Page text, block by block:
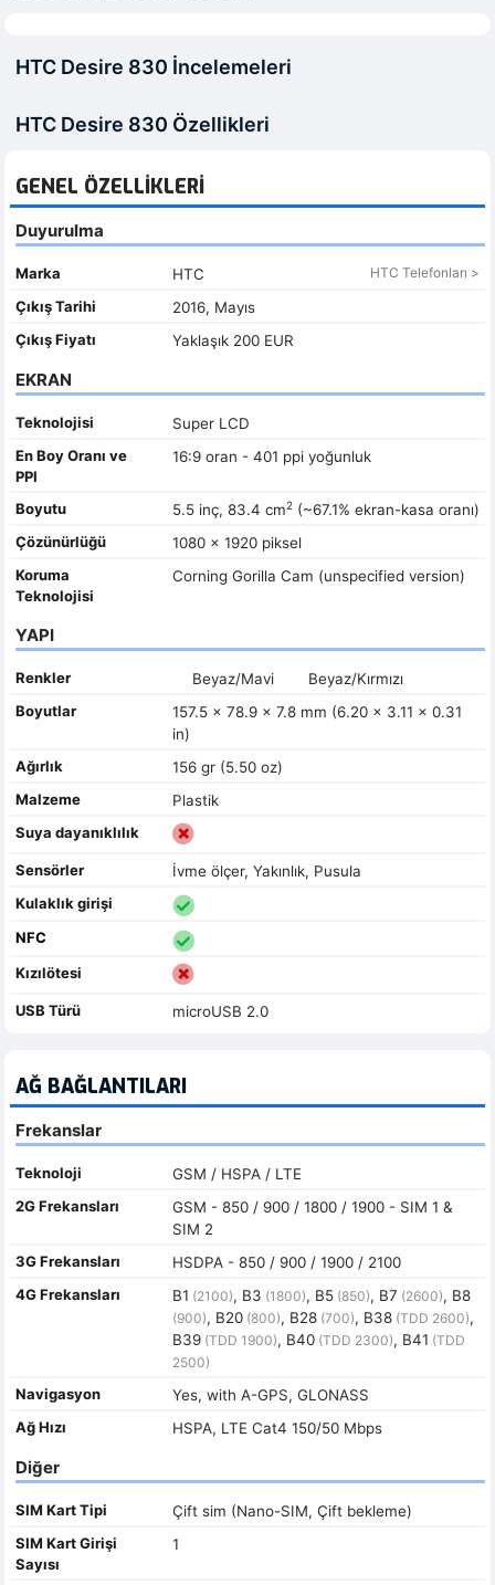
HTC Desire 830 İncelemeleri
HTC Desire 830 Özellikleri
GENEL ÖZELLIKLERI
Duyurulma
Marka HTC HTC Telefonları >
Çıkış Tarihi
2016, Mayıs
Çıkış Fiyatı
Yaklaşık 200 EUR
EKRAN
Teknolojisi
Super LCD
En Boy Oranı ve
PPI
16:9 oran - 401 ppi yoğunluk
Boyutu 5.5 inç, 83.4 cm2(~67.1% ekran-kasa oranı)
Çözünürlüğü
1080 x 1920 piksel
Koruma
Teknolojisi
Corning Gorilla Cam (unspecified version)
YAPI
Renkler Beyaz/Mavi
Beyaz/Kırmızı
Boyutlar
157.5 x 78.9 x 7.8 mm (6.20 x 3.11 x 0.31
in)
Ağırlık
156 gr (5.50 oz)
Malzeme
Plastik
Suya dayanıklılık
Sensörler
İvme ölçer, Yakınlık, Pusula
Kulaklık girişi
NFC
Kızılötesi
USB Türü microUSB 2.0
AĞ BAĞLANTILARI
Frekanslar
Teknoloji
GSM / HSPA / LTE
2G Frekansları
GSM - 850 / 900 / 1800 / 1900 - SIM 1 &
SIM 2
3G Frekansları
HSDPA - 850 / 900 / 1900 / 2100
4G Frekansları
B1 (2100), B3 (1800), B5(850), B7 (2600), B8
(900), B20(800), B28(700), B38(TDD 2600),
B39(TDD 1900), B40(TDD 2300), B41 (TDD
2500)
Navigasyon
Yes, with A-GPS, GLONASS
Ağ Hızı
HSPA, LTE Cat4 150/50 Mbps
Diğer
SIM Kart Tipi
Çift sim (Nano-SIM, Çift bekleme)
SIM Kart Girişi
Sayısı
1